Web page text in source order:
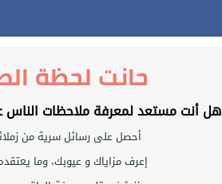
حانت لحظة
هل أنت مستعد لمعرفة ملاحظات
أحصل على رسائل سرية من
إعرف مزاياك و عيوبك، وما